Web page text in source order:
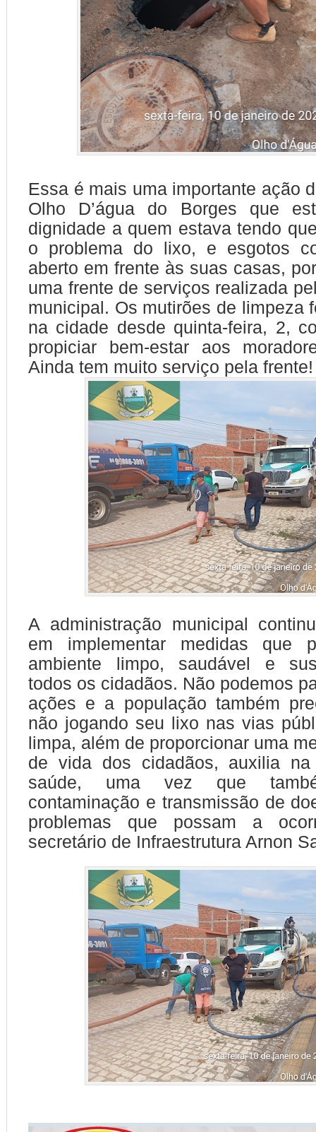
Essa é mais uma importante ação
Olho D’água do Borges que
dignidade a quem estava tendo
o problema do lixo, e esgotos
aberto em frente às suas casas,
uma frente de serviços realizada
municipal. Os mutirões de limpeza
na cidade desde quinta-feira, 2,
propiciar bem-estar aos
Ainda tem muito serviço pela frente!
A administração municipal
em implementar medidas que
ambiente limpo, saudável e
todos os cidadãos. Não podemos
ações e a população também
não jogando seu lixo nas vias
limpa, além de proporcionar uma
de vida dos cidadãos, auxilia na
saúde, uma vez que
contaminação e transmissão de
problemas que possam a
secretário de Infraestrutura Arnon